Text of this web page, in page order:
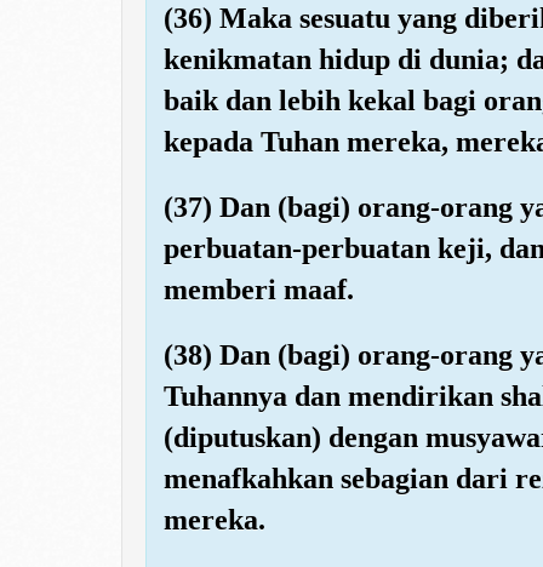
(36) Maka sesuatu yang
kenikmatan hidup di dunia;
baik dan lebih kekal bagi
kepada Tuhan mereka,
(37) Dan (bagi) orang-orang
perbuatan-perbuatan keji,
memberi maaf.
(38) Dan (bagi) orang-orang
Tuhannya dan mendirikan
(diputuskan) dengan
menafkahkan sebagian dari
mereka.